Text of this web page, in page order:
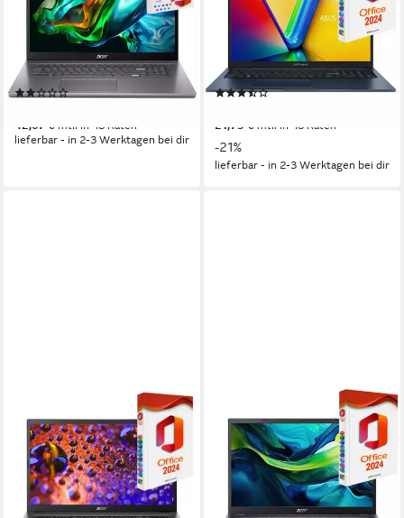
Notebook
Bildschirmdiagonale
Intel Core i7
Prozessor
32 GB Arbeitsspeicher
(1)
42,07 € mtl. in 48 Raten
lieferbar - in 2-3 Werktagen bei dir
Business-Notebook
17.3 Zoll Bildschirmdiagonale
Intel Core i5 Prozessor
8 GB Arbeitsspeicher
(7)
21,75 € mtl. in 48 Raten
-21%
lieferbar - in 2-3 Werktagen bei dir
Aspire A17-51, Intel Core i5
120U, 16GB RAM, inkl. MS
Office 2024 Pro Notebook
17,3 Zoll Bildschirmdiagonale
Intel Intel Core i5 Prozessor
Aspire A17-51, 16GB RAM,
Intel Core 7-150U, Gaming-
Notebook
Bildschirmdiagonale
Intel Core i7
Prozessor